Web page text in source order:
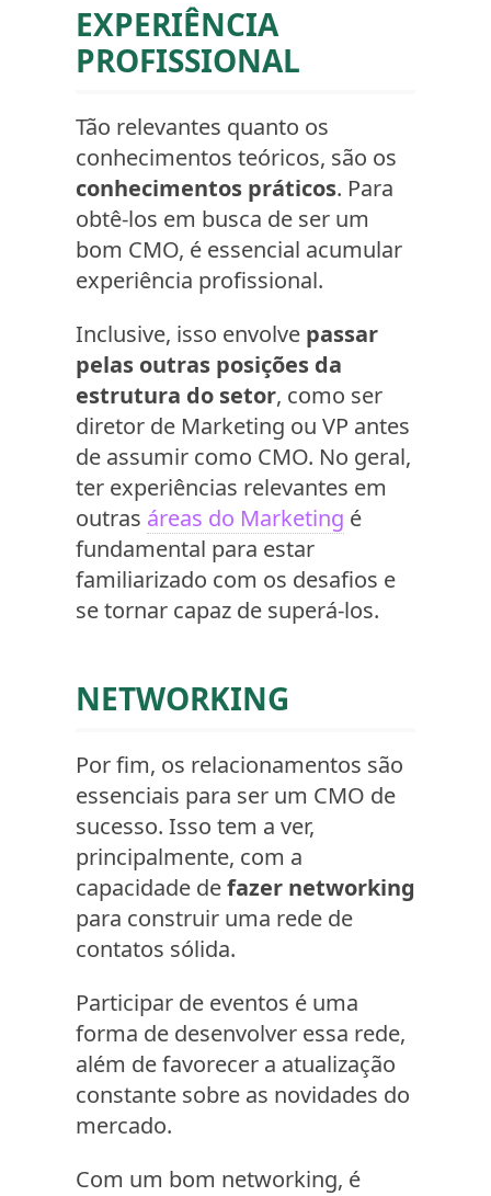
EXPERIÊNCIA
PROFISSIONAL
Tão relevantes quanto os
conhecimentos teóricos, são os
conhecimentos práticos. Para
obtê-los em busca de ser um
bom CMO, é essencial acumular
experiência profissional.
Inclusive, isso envolve passar
pelas outras posições da
estrutura do setor, como ser
diretor de Marketing ou VP antes
de assumir como CMO. No geral,
ter experiências relevantes em
outras áreas do Marketing é
fundamental para estar
familiarizado com os desafios e
se tornar capaz de superá-los.
NETWORKING
Por fim, os relacionamentos são
essenciais para ser um CMO de
sucesso. Isso tem a ver,
principalmente, com a
capacidade defazer networking
para construir uma rede de
contatos sólida.
Participar de eventos é uma
forma de desenvolver essa rede,
além de favorecer a atualização
constante sobre as novidades do
mercado.
Com um bom networking, é